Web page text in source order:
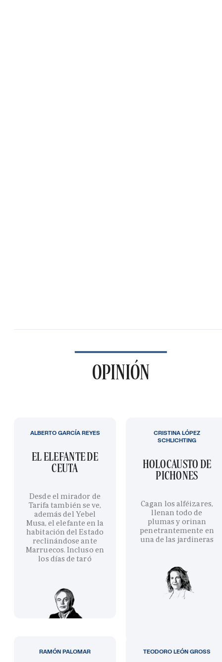
OPINIÓN
EL ELEFANTE DE
CEUTA
Desde el mirador de
Tarifa también se ve,
además del Yebel
Musa, el elefante en la
habitación del Estado
reclinándose ante
Marruecos. Incluso en
los días de taró
ALBERTO GARCÍA REYES
HOLOCAUSTO DE
PICHONES
Cagan los alféizares,
llenan todo de
plumas y orinan
penetrantemente en
una de las jardineras
CRISTINA LÓPEZ
SCHLICHTING
RAMÓN PALOMAR TEODORO LEÓN GROSS